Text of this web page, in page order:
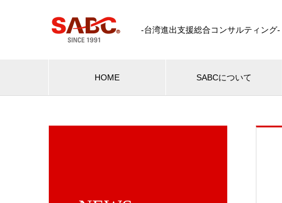
-台湾進出支援総合コンサルティング-
HOME SABCについて